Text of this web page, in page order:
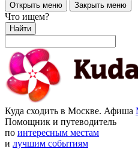
Открыть меню Закрыть меню
Что ищем?
Найти
Куда сходить в Москве. Афиша
Помощник и путеводитель
по интересным местам
и лучшим событиям